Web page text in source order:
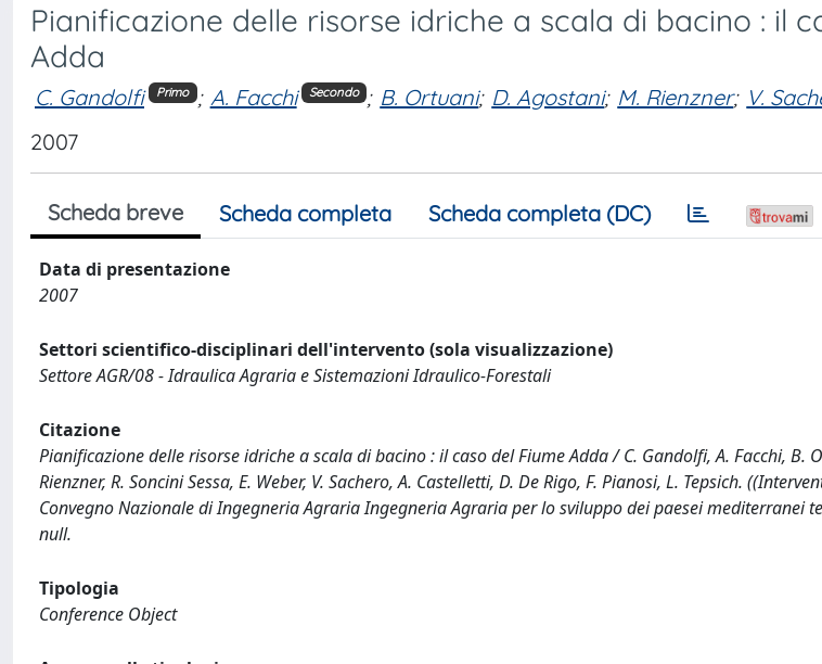
Pianificazione delle risorse idriche a scala di bacino : il
Adda
C. Gandolfi Primo ; A. Facchi Secondo ; B. Ortuani; D. Agostani; M. Rienzner; V.
2007
Scheda breve Scheda completa Scheda completa (DC)
Data di presentazione
2007
Settori scientifico-disciplinari dell'intervento (sola visualizzazione)
Settore AGR/08 - Idraulica Agraria e Sistemazioni Idraulico-Forestali
Citazione
Pianificazione delle risorse idriche a scala di bacino : il caso del Fiume Adda / C. Gandolfi, A. Facchi, B.
Rienzner, R. Soncini Sessa, E. Weber, V. Sachero, A. Castelletti, D. De Rigo, F. Pianosi, L. Tepsich.
Convegno Nazionale di Ingegneria Agraria Ingegneria Agraria per lo sviluppo dei paesei mediterranei
null.
Tipologia
Conference Object